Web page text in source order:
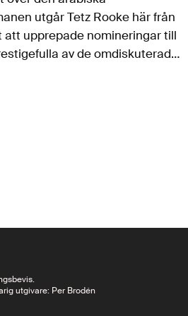
utgår Tetz Rooke här från
att upprepade nomineringar till
av de omdiskuterade
utgivare: Per Brodén